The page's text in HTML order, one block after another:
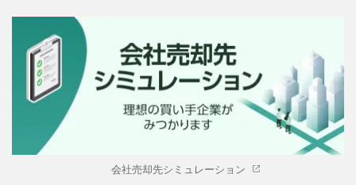
会社売却先シミュレーション